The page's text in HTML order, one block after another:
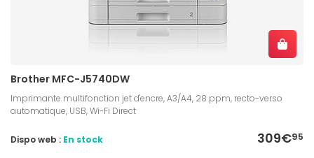
Brother MFC-J5740DW
Imprimante multifonction jet d'encre, A3/A4, 28 ppm, recto-verso
automatique, USB, Wi-Fi Direct
309€95
Dispo web : En stock